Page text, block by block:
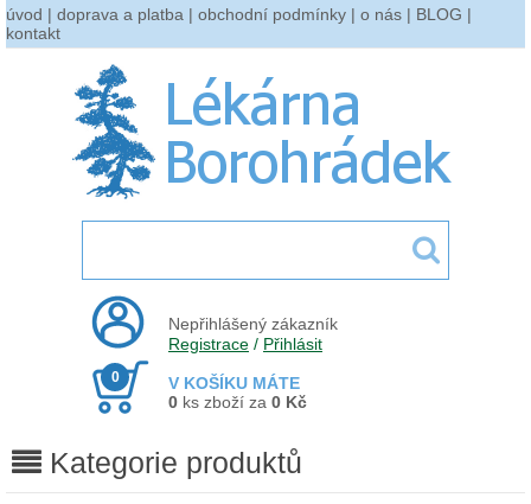
úvod | doprava a platba | obchodní podmínky | o nás | BLOG |
kontakt
Nepřihlášený zákazník
Registrace / Přihlásit
V KOŠÍKU MÁTE
0
0 ks zboží za 0 Kč
Kategorie produktů